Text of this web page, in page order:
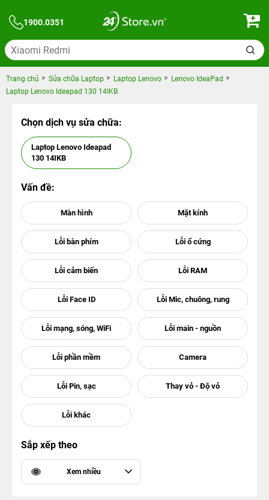
1900.0351
Trang chủ Sửa chữa Laptop Laptop Lenovo
Lenovo IdeaPad
Laptop Lenovo Ideapad 130 14IKB
Chọn dịch vụ sửa chữa:
Laptop Lenovo Ideapad
130 14IKB
Vấn đề:
Sắp xếp theo
Xem nhiều